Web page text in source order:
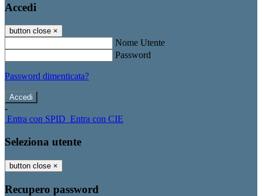
Accedi
button close ×
Nome Utente
Password
Password dimenticata?
-
Entra con SPID Entra con CIE
Seleziona utente
button close ×
Recupero password